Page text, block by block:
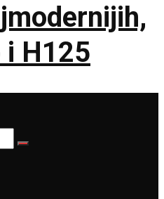
i H125